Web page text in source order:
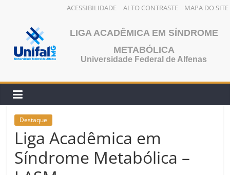
ACESSIBILIDADE ALTO CONTRASTE MAPA DO SITE
conteúdo
LIGA ACADÊMICA EM SÍNDROME
METABÓLICA
Universidade Federal de Alfenas
Destaque
Liga Acadêmica em
Síndrome Metabólica –